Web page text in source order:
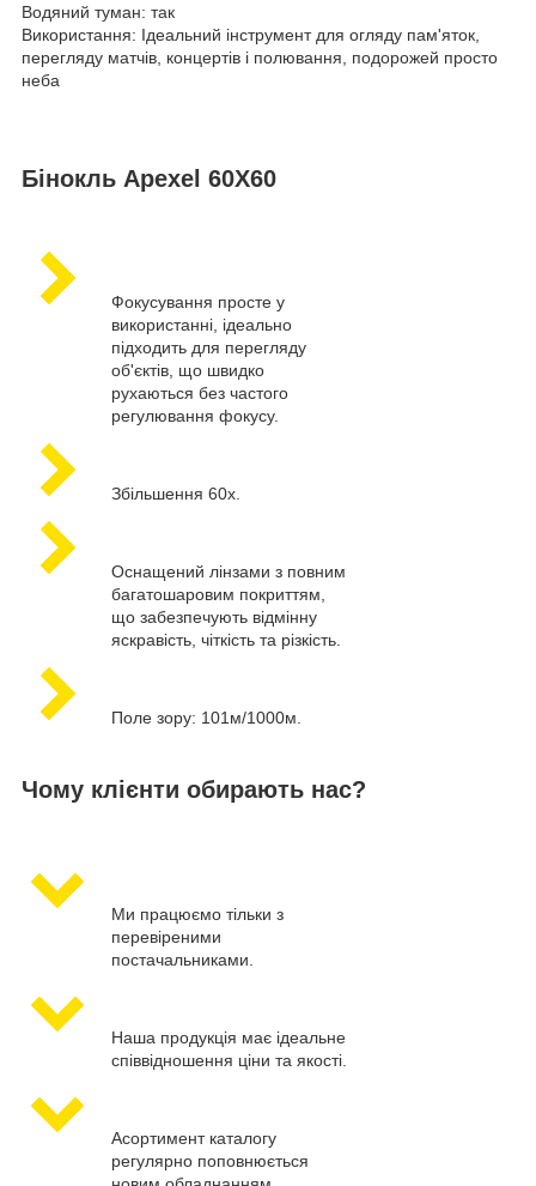
Водяний туман: так
Використання: Ідеальний інструмент для огляду пам'яток,
перегляду матчів, концертів і полювання, подорожей просто
неба
Бінокль Apexel 60X60
Фокусування просте у
використанні, ідеально
підходить для перегляду
об'єктів, що швидко
рухаються без частого
регулювання фокусу.
Збільшення 60x.
Оснащений лінзами з повним
багатошаровим покриттям,
що забезпечують відмінну
яскравість, чіткість та різкість.
Поле зору: 101м/1000м.
Чому клієнти обирають нас?
Ми працюємо тільки з
перевіреними
постачальниками.
Наша продукція має ідеальне
співвідношення ціни та якості.
Асортимент каталогу
регулярно поповнюється